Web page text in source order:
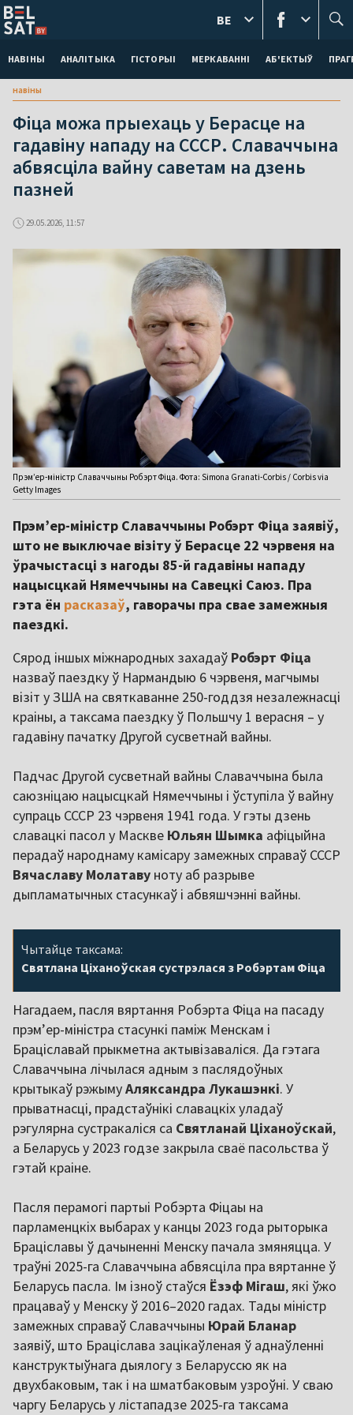
НАВІНЫ АНАЛІТЫКА ГІСТОРЫІ МЕРКАВАННI АБ'ЕКТЫЎ
BE
навіны
Фіца можа прыехаць у Берасце на
гадавіну нападу на СССР. Славаччына
абвясціла вайну саветам на дзень
пазней
29.05.2026, 11:57
Прэм’ер-міністр Славаччыны Робэрт Фіца. Фота: Simona Granati-Corbis / Corbis via
Getty Images
Прэм’ер-міністр Славаччыны Робэрт Фіца заявіў,
што не выключае візіту ў Берасце 22 чэрвеня на
ўрачыстасці з нагоды 85-й гадавіны нападу
нацысцкай Нямеччыны на Савецкі Саюз. Пра
гэта ён расказаў, гаворачы пра свае замежныя
паездкі.
Сярод іншых міжнародных захадаў Робэрт Фіца
назваў паездку ў Нармандыю 6 чэрвеня, магчымы
візіт у ЗША на святкаванне 250-годдзя незалежнасці
краіны, а таксама паездку ў Польшчу 1 верасня – у
гадавіну пачатку Другой сусветнай вайны.
Падчас Другой сусветнай вайны Славаччына была
саюзніцаю нацысцкай Нямеччыны і ўступіла ў вайну
супраць СССР 23 чэрвеня 1941 года. У гэты дзень
славацкі пасол у Маскве Юльян Шымка афіцыйна
перадаў народнаму камісару замежных справаў СССР
Вячаславу Молатаву ноту аб разрыве
дыпламатычных стасункаў і абвяшчэнні вайны.
Чытайце таксама:
Святлана Ціханоўская сустрэлася з Робэртам Фіца
Нагадаем, пасля вяртання Робэрта Фіца на пасаду
прэм’ер-міністра стасункі паміж Менскам і
Браціславай прыкметна актывізаваліся. Да гэтага
Славаччына лічылася адным з паслядоўных
крытыкаў рэжымуАляксандра Лукашэнкі. У
прыватнасці, прадстаўнікі славацкіх уладаў
рэгулярна сустракаліся са Святланай Ціханоўскай,
а Беларусь у 2023 годзе закрыла сваё пасольства ў
гэтай краіне.
Пасля перамогі партыі Робэрта Фіцаы на
парламенцкіх выбарах у канцы 2023 года рыторыка
Браціславы ў дачыненні Менску пачала змяняцца. У
траўні 2025-га Славаччына абвясціла пра вяртанне ў
Беларусь пасла. Ім ізноў стаўся Ёзэф Мігаш, які ўжо
працаваў у Менску ў 2016–2020 гадах. Тады міністр
замежных справаў Славаччыны Юрай Бланар
заявіў, што Браціслава зацікаўленая ў аднаўленні
канструктыўнага дыялогу з Беларуссю як на
двухбаковым, так і на шматбаковым узроўні. У сваю
чаргу Беларусь у лістападзе 2025-га таксама